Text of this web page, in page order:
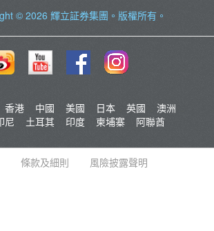
© 2026 輝立証券集團 。版權所有。
香港 中國 美國 日本 英國
澳洲
尼 土耳其 印度 柬埔寨
阿聯酋
條款及細則
風險披露聲明